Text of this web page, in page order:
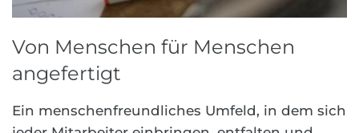
Von Menschen für Menschen
angefertigt
Ein menschenfreundliches Umfeld, in dem sich